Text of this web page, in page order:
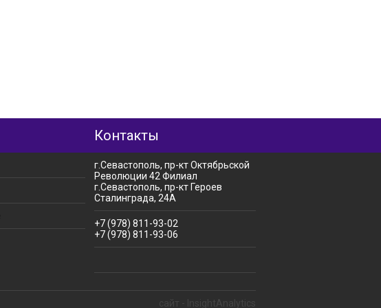
Контакты
г.Севастополь, пр-кт Октябрьской
Революции 42 Филиал
г.Севастополь, пр-кт Героев
Сталинграда, 24А
+7 (978) 811-93-02
+7 (978) 811-93-06
сайт - InsightAnalytics